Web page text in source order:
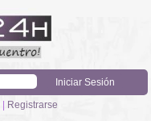
| Registrarse